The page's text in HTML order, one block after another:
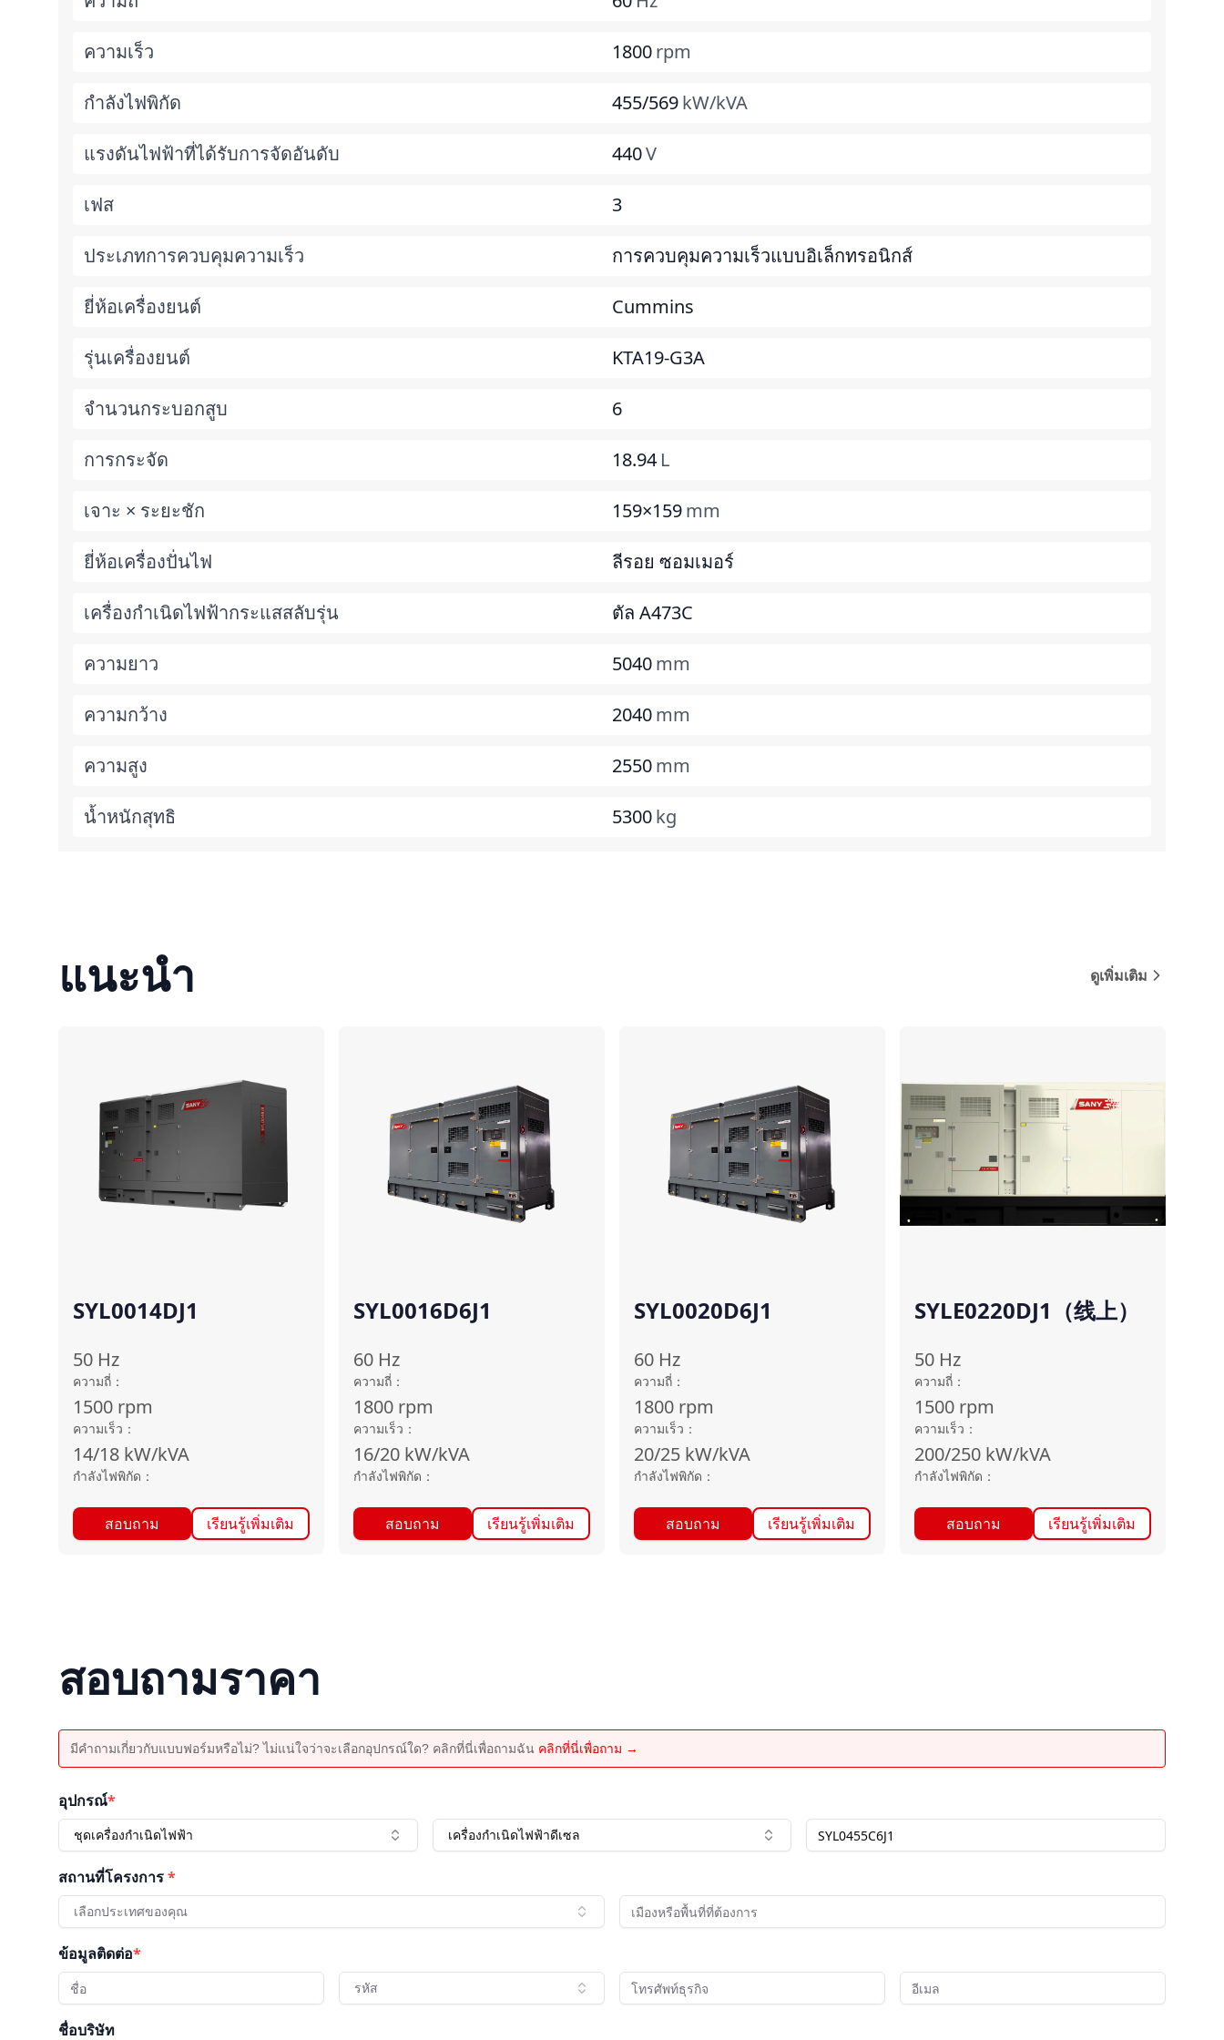
ความเร็ว 1800rpm
กำลังไฟพิกัด 455/569kW/kVA
แรงดันไฟฟ้าที่ได้รับการจัดอันดับ 440V
เฟส 3
ประเภทการควบคุมความเร็ว การควบคุมความเร็วแบบอิเล็กทรอนิกส์
ยี่ห้อเครื่องยนต์ Cummins
รุ่นเครื่องยนต์ KTA19-G3A
จำนวนกระบอกสูบ 6
การกระจัด 18.94 L
เจาะ × ระยะชัก 159×159mm
ยี่ห้อเครื่องปั่นไฟ ลีรอย ซอมเมอร์
เครื่องกำเนิดไฟฟ้ากระแสสลับรุ่น ตัล A473C
ความยาว 5040mm
ความกว้าง 2040mm
ความสูง 2550mm
น้ำหนักสุทธิ 5300kg
แนะนำ ดูเพิ่มเติม
SYL0014DJ1
50 Hz
ความถี่ ：
1500 rpm
ความเร็ว ：
14/18 kW/kVA
กำลังไฟพิกัด ：
สอบถาม เรียนรู้เพิ่มเติม
SYL0016D6J1
60 Hz
ความถี่ ：
1800 rpm
ความเร็ว ：
16/20 kW/kVA
กำลังไฟพิกัด ：
สอบถาม เรียนรู้เพิ่มเติม
SYL0020D6J1
60 Hz
ความถี่ ：
1800 rpm
ความเร็ว ：
20/25 kW/kVA
กำลังไฟพิกัด ：
สอบถาม เรียนรู้เพิ่มเติม
SYLE0220DJ1（线上）
50 Hz
ความถี่ ：
1500 rpm
ความเร็ว ：
200/250 kW/kVA
กำลังไฟพิกัด ：
สอบถาม เรียนรู้เพิ่มเติม
สอบถามราคา
มีคำถามเกี่ยวกับแบบฟอร์มหรือไม่? ไม่แน่ใจว่าจะเลือกอุปกรณ์ใด? คลิกที่นี่เพื่อถามฉัน คลิกที่นี่เพื่อถาม →
อุปกรณ์*
ชุดเครื่องกำเนิดไฟฟ้า เครื่องกำเนิดไฟฟ้าดีเซล
สถานที่โครงการ*
เลือกประเทศของคุณ
ข้อมูลติดต่อ*
รหัส
ชื่อบริษัท